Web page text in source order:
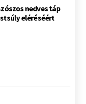
szószos nedves táp
eléréséért